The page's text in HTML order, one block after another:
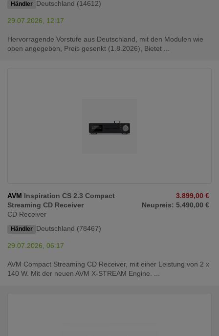
Händler Deutschland (14612)
29.07.2026, 12:17
Hervorragende Vorstufe aus Deutschland, mit den Modulen wie
oben angegeben, Preis gesenkt (1.8.2026), Bietet ...
AVM Inspiration CS 2.3 Compact
Streaming CD Receiver
CD Receiver
Händler Deutschland (78467)
3.899,00 €
Neupreis: 5.490,00 €
29.07.2026, 06:17
AVM Compact Streaming CD Receiver, mit einer Leistung von 2 x
140 W. Mit der neuen AVM X-STREAM Engine. ...